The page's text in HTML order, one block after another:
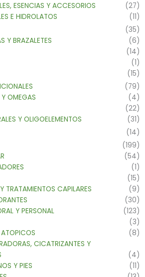
ESENCIAS Y ACCESORIOS
(27)
E HIDROLATOS
(11)
(35)
Y BRAZALETES
(6)
(14)
(1)
(15)
(79)
OMEGAS
(4)
(22)
Y OLIGOELEMENTOS
(31)
(14)
(199)
(54)
(1)
(15)
TRATAMIENTOS CAPILARES
(9)
(30)
Y PERSONAL
(123)
(3)
(8)
CICATRIZANTES Y
(4)
Y PIES
(11)